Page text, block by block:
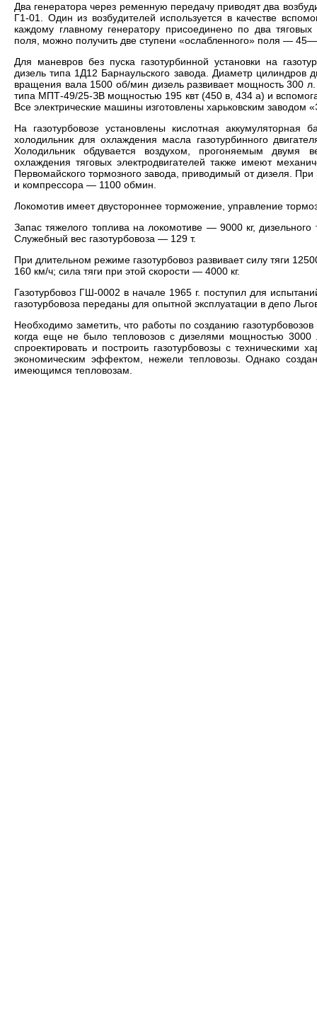
Два генератора через ременную передачу приводят два
Г1-01. Один из возбудителей используется в качестве
каждому главному генератору присоединено по два
поля, можно получить две ступени «ослабленного» поля —
Для маневров без пуска газотурбинной установки на
дизель типа 1Д12 Барнаульского завода. Диаметр
вращения вала 1500 об/мин дизель развивает мощность 300
типа МПТ-49/25-ЗВ мощностью 195 квт (450 в, 434 а) и
Все электрические машины изготовлены харьковским заводом
На газотурбовозе установлены кислотная
холодильник для охлаждения масла газотурбинного
Холодильник обдувается воздухом, прогоняемым двумя
охлаждения тяговых электродвигателей также имеют
Первомайского тормозного завода, приводимый от дизеля.
и компрессора — 1100 обмин.
Локомотив имеет двустороннее торможение, управление
Запас тяжелого топлива на локомотиве — 9000 кг,
Служебный вес газотурбовоза — 129 т.
При длительном режиме газотурбовоз развивает силу тяги
160 км/ч; сила тяги при этой скорости — 4000 кг.
Газотурбовоз ГШ-0002 в начале 1965 г. поступил для
газотурбовоза переданы для опытной эксплуатации в депо
Необходимо заметить, что работы по созданию
когда еще не было тепловозов с дизелями мощностью
спроектировать и построить газотурбовозы с техническими
экономическим эффектом, нежели тепловозы. Однако
имеющимся тепловозам.